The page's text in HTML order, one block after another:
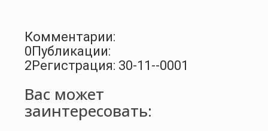
Комментарии:
0Публикации:
2Регистрация: 30-11--0001
Вас может
заинтересовать: